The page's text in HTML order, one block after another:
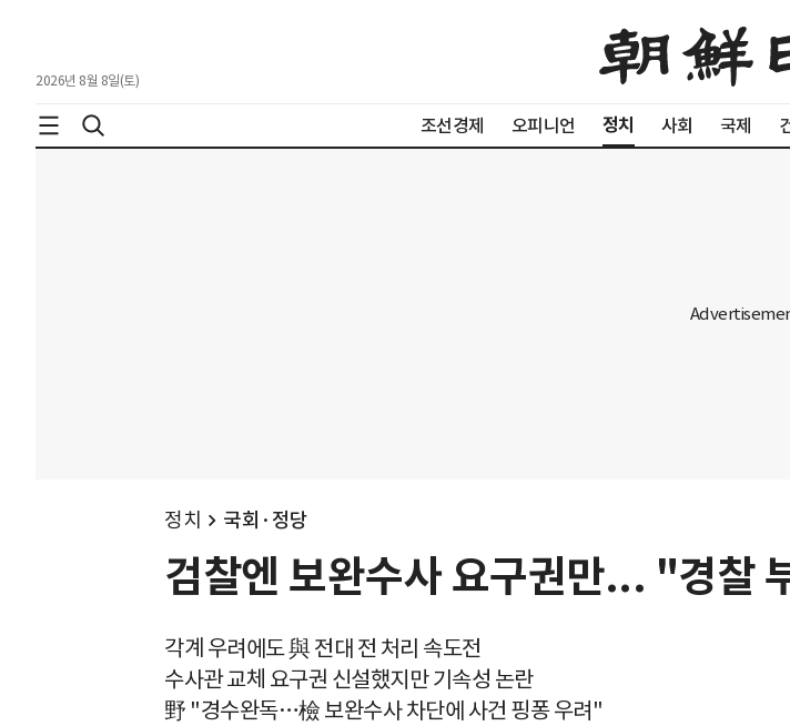
2026년 8월 8일(토)
조선경제 오피니언 정치 사회 국제
정치 국회·정당
검찰엔 보완수사 요구권만... "경찰
각계 우려에도 與 전대 전 처리 속도전
수사관 교체 요구권 신설했지만 기속성 논란
野 "경수완독…檢 보완수사 차단에 사건 핑퐁 우려"